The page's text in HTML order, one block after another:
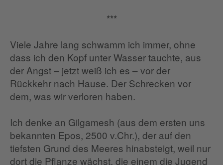
***
Viele Jahre lang schwamm ich immer, ohne
dass ich den Kopf unter Wasser tauchte, aus
der Angst – jetzt weiß ich es – vor der
Rückkehr nach Hause. Der Schrecken vor
dem, was wir verloren haben.
Ich denke an Gilgamesh (aus dem ersten uns
bekannten Epos, 2500 v.Chr.), der auf den
tiefsten Grund des Meeres hinabsteigt, weil nur
dort die Pflanze wächst, die einem die Jugend